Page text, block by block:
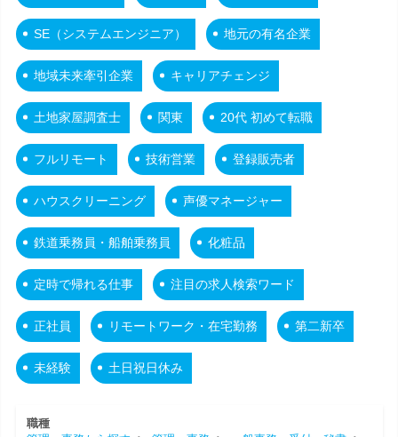
SE（システムエンジニア） 地元の有名企業
地域未来牽引企業 キャリアチェンジ
土地家屋調査士 関東 20代 初めて転職
フルリモート 技術営業 登録販売者
ハウスクリーニング 声優マネージャー
鉄道乗務員・船舶乗務員 化粧品
定時で帰れる仕事 注目の求人検索ワード
正社員 リモートワーク・在宅勤務 第二新卒
未経験 土日祝日休み
職種